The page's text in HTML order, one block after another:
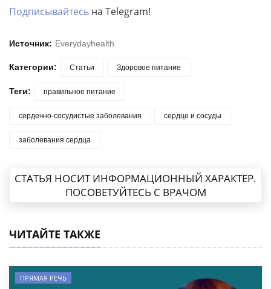
Подписывайтесь на Telegram!
Источник: Everydayhealth
Категории: Статьи Здоровое питание
Теги: правильное питание
сердечно-сосудистые заболевания сердце и сосуды
заболевания сердца
СТАТЬЯ НОСИТ ИНФОРМАЦИОННЫЙ ХАРАКТЕР.
ПОСОВЕТУЙТЕСЬ С ВРАЧОМ
ЧИТАЙТЕ ТАКЖЕ
ПРЯМАЯ РЕЧЬ